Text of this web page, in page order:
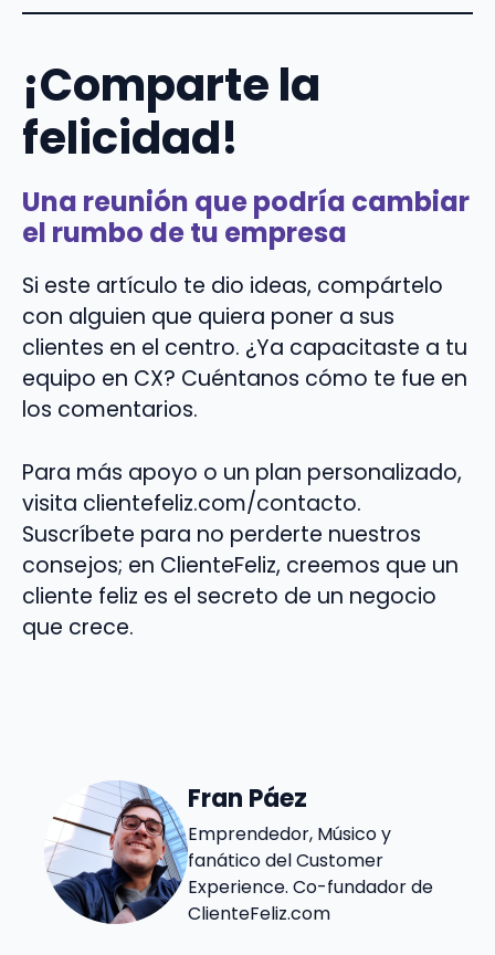
¡Comparte la
felicidad!
Una reunión que podría cambiar
el rumbo de tu empresa
Si este artículo te dio ideas, compártelo
con alguien que quiera poner a sus
clientes en el centro. ¿Ya capacitaste a tu
equipo en CX? Cuéntanos cómo te fue en
los comentarios.
Para más apoyo o un plan personalizado,
visita clientefeliz.com/contacto.
Suscríbete para no perderte nuestros
consejos; en ClienteFeliz, creemos que un
cliente feliz es el secreto de un negocio
que crece.
Fran Páez
Emprendedor, Músico y
fanático del Customer
Experience. Co-fundador de
ClienteFeliz.com